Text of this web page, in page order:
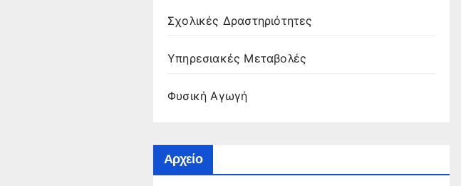
Σχολικές Δραστηριότητες
Υπηρεσιακές Μεταβολές
Φυσική Αγωγή
Αρχείο